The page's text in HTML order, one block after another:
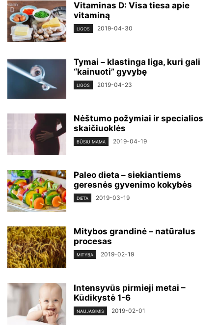
Vitaminas D: Visa tiesa apie
vitaminą
LIGOS 2019-04-30
Tymai – klastinga liga, kuri gali
“kainuoti” gyvybę
LIGOS 2019-04-23
Nėštumo požymiai ir specialios
skaičiuoklės
BŪSIU MAMA 2019-04-19
Paleo dieta – siekiantiems
geresnės gyvenimo kokybės
DIETA 2019-03-19
Mitybos grandinė – natūralus
procesas
MITYBA 2019-02-19
Intensyvūs pirmieji metai –
Kūdikystė 1-6
NAUJAGIMIS 2019-02-01